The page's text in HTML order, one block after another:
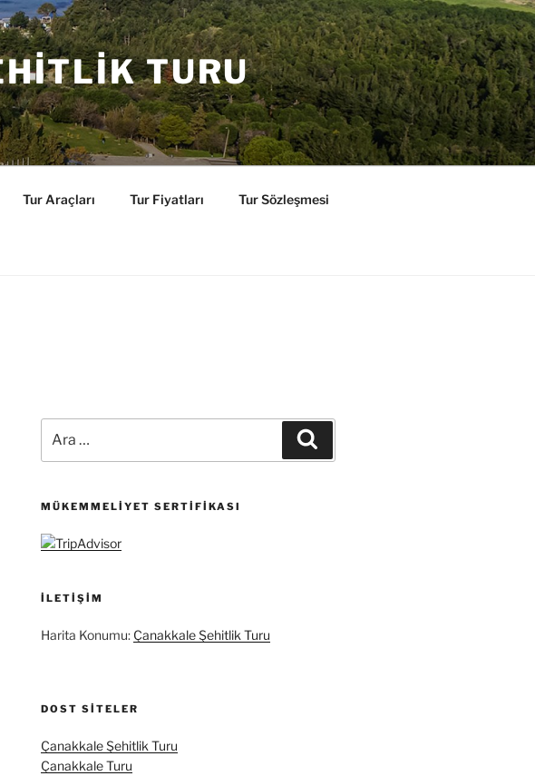
TURU
Tur Araçları Tur Fiyatları Tur Sözleşmesi
MÜKEMMELIYET SERTIFIKASI
İLETIŞIM
Harita Konumu: Çanakkale Şehitlik Turu
DOST SITELER
Çanakkale Şehitlik Turu
Çanakkale Turu